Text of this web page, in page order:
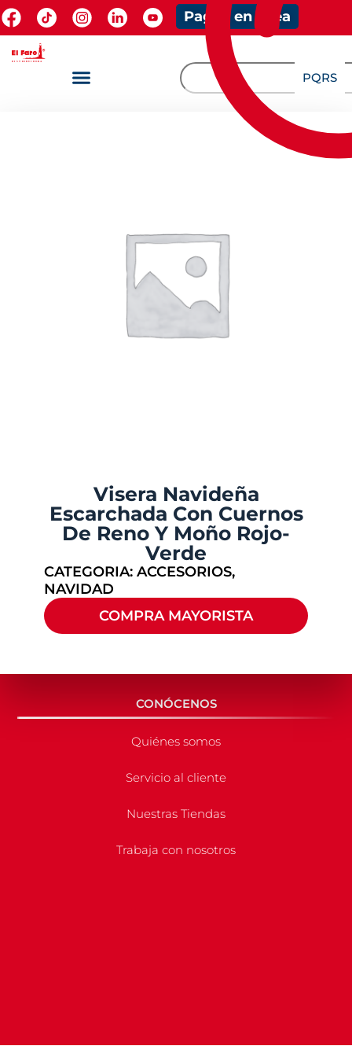
Pagos en línea
PQRS
Visera Navideña
Escarchada Con Cuernos
De Reno Y Moño Rojo-
Verde
CATEGORIA: ACCESORIOS,
NAVIDAD
COMPRA MAYORISTA
CONÓCENOS
Quiénes somos
Servicio al cliente
Nuestras Tiendas
Trabaja con nosotros